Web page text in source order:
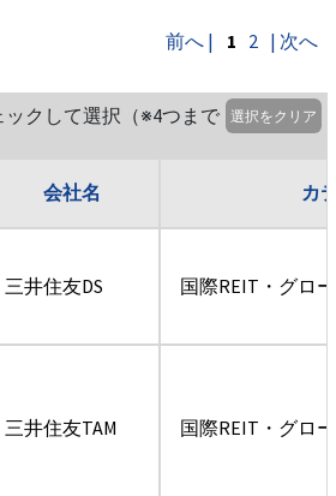
前へ | 1 2 | 次へ
クして選択（※4つまで
選択をクリア
会社名 カ
三井住友DS 国際REIT・グロ
三井住友TAM 国際REIT・グロ